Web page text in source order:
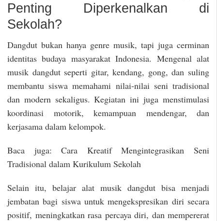
Penting Diperkenalkan di
Sekolah?
Dangdut bukan hanya genre musik, tapi juga cerminan
identitas budaya masyarakat Indonesia. Mengenal alat
musik dangdut seperti gitar, kendang, gong, dan suling
membantu siswa memahami nilai-nilai seni tradisional
dan modern sekaligus. Kegiatan ini juga menstimulasi
koordinasi motorik, kemampuan mendengar, dan
kerjasama dalam kelompok.
Baca juga: Cara Kreatif Mengintegrasikan Seni
Tradisional dalam Kurikulum Sekolah
Selain itu, belajar alat musik dangdut bisa menjadi
jembatan bagi siswa untuk mengekspresikan diri secara
positif, meningkatkan rasa percaya diri, dan mempererat